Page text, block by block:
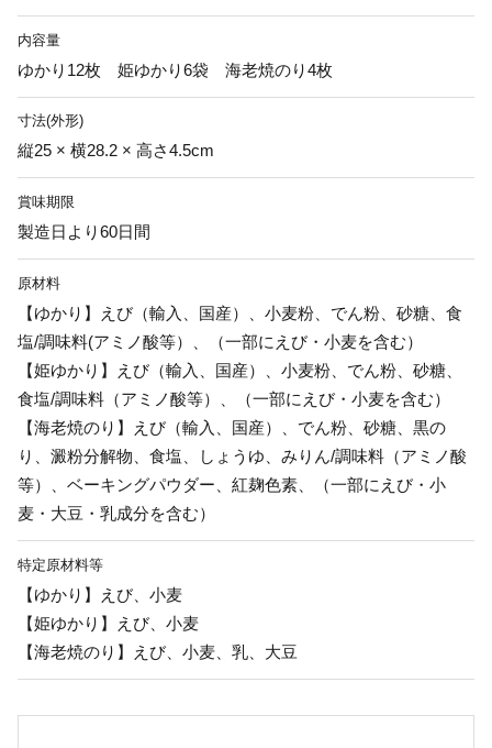
内容量
ゆかり12枚 姫ゆかり6袋 海老焼のり4枚
寸法(外形)
縦25 × 横28.2 × 高さ4.5cm
賞味期限
製造日より60日間
原材料
【ゆかり】えび（輸入、国産）、小麦粉、でん粉、砂糖、食
塩/調味料(アミノ酸等）、（一部にえび・小麦を含む）
【姫ゆかり】えび（輸入、国産）、小麦粉、でん粉、砂糖、
食塩/調味料（アミノ酸等）、（一部にえび・小麦を含む）
【海老焼のり】えび（輸入、国産）、でん粉、砂糖、黒の
り、澱粉分解物、食塩、しょうゆ、みりん/調味料（アミノ酸
等）、ベーキングパウダー、紅麹色素、（一部にえび・小
麦・大豆・乳成分を含む）
特定原材料等
【ゆかり】えび、小麦
【姫ゆかり】えび、小麦
【海老焼のり】えび、小麦、乳、大豆